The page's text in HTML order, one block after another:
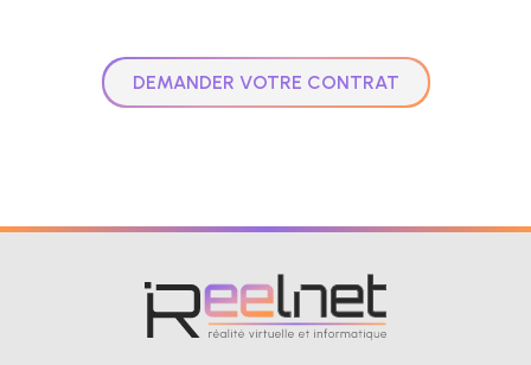
DEMANDER VOTRE CONTRAT